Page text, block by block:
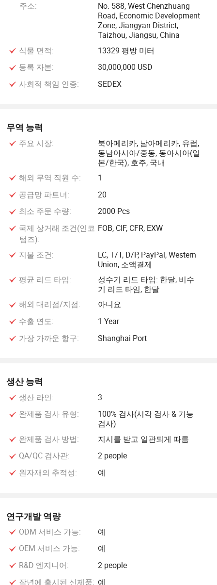
주소:
No. 588, West Chenzhuang
Road, Economic Development
Zone, Jiangyan District,
Taizhou, Jiangsu, China
식물 면적:
13329 평방 미터
등록 자본:
30,000,000 USD
사회적 책임 인증:
SEDEX
무역 능력
주요 시장:
북아메리카, 남아메리카, 유럽,
동남아시아/중동, 동아시아(일
본/한국), 호주, 국내
해외 무역 직원 수:
1
공급망 파트너:
20
최소 주문 수량:
2000 Pcs
국제 상거래 조건(인코
텀즈):
FOB, CIF, CFR, EXW
지불 조건:
LC, T/T, D/P, PayPal, Western
Union, 소액결제
평균 리드 타임:
성수기 리드 타임: 한달, 비수
기 리드 타임, 한달
해외 대리점/지점:
아니요
수출 연도:
1 Year
가장 가까운 항구:
Shanghai Port
생산 능력
생산 라인:
3
완제품 검사 유형:
100% 검사(시각 검사 & 기능
검사)
완제품 검사 방법:
지시를 받고 일관되게 따름
QA/QC 검사관:
2 people
원자재의 추적성:
예
연구개발 역량
ODM 서비스 가능:
예
OEM 서비스 가능:
예
R&D 엔지니어:
2 people
작년에 출시된 신제품: 예